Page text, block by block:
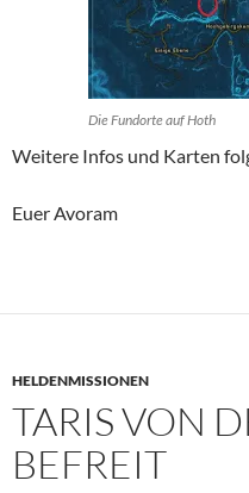
Die Fundorte auf Hoth
Weitere Infos und Karten
Euer Avoram
HELDENMISSIONEN
TARIS VON
BEFREIT